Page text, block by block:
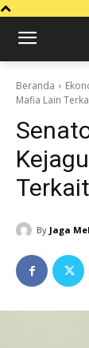
Beranda
Mafia Lain
By Jaga